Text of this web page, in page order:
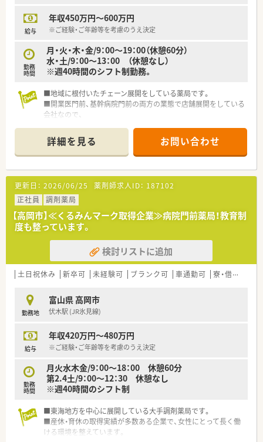
給与
年収450万円～600万円
※ご経験・ご年齢等を考慮のうえ決定
勤務
時間
月・火・木・金/9：00～19：00（休憩60分）
水・土/9：00～13：00 （休憩なし）
※週40時間のシフト制勤務。
■地域に根付いたチェーン展開をしている薬局です。
■開業医門前、基幹病院門前の両方の業態で店舗展開をしている
会社なので、
す。
■近隣にも複数店舗がございますので、
ご自身の能力やご家庭のご事情に合わせて店舗異動をすること
も可能です。
■実際にお仕事をしながら入社を見極めて頂ける、【紹介予定派
遣】もお選び頂けます。
詳細を見る お問い合わせ
更新日： 2026/06/25 薬剤師求人ID： 187102
正社員
調剤薬局
【高岡市】≪くるみんマーク取得企業≫病院門前薬局！教育制
度も整っています。
検討リストに追加
土日祝休み 新卒可 未経験可 ブランク可 車通勤可 寮・借上社宅あり
勤務地
富山県 高岡市
伏木駅 (JR氷見線)
給与
年収420万円～480万円
※ご経験・ご年齢等を考慮のうえ決定
勤務
時間
月火水木金/9：00～18：00 休憩60分
第2.4土/9：00～12：30 休憩なし
※週40時間のシフト制
■東海地方を中心に展開している大手調剤薬局です。
■産休・育休の取得実績が多数ある企業で、女性にとって長く働
ける環境を整えています。